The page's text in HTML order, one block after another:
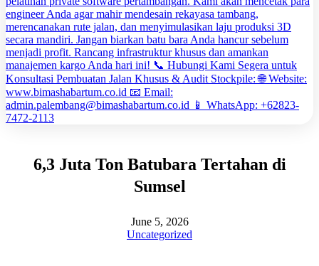
6,3 Juta Ton Batubara Tertahan di
Sumsel
June 5, 2026
Uncategorized